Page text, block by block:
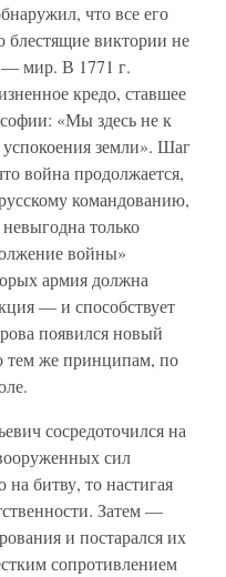
что все его
блестящие виктории не
— мир. В 1771 г.
кредо, ставшее
«Мы здесь не к
земли». Шаг
война продолжается,
командованию,
только
войны»
армия должна
— и способствует
появился новый
тем же принципам, по
сосредоточился на
сил
на битву, то настигая
Затем —
и постарался их
сопротивлением